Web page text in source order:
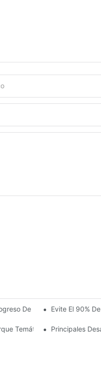
Con Más De 60
De La Construcción
Evite El 90%
Temático Principales